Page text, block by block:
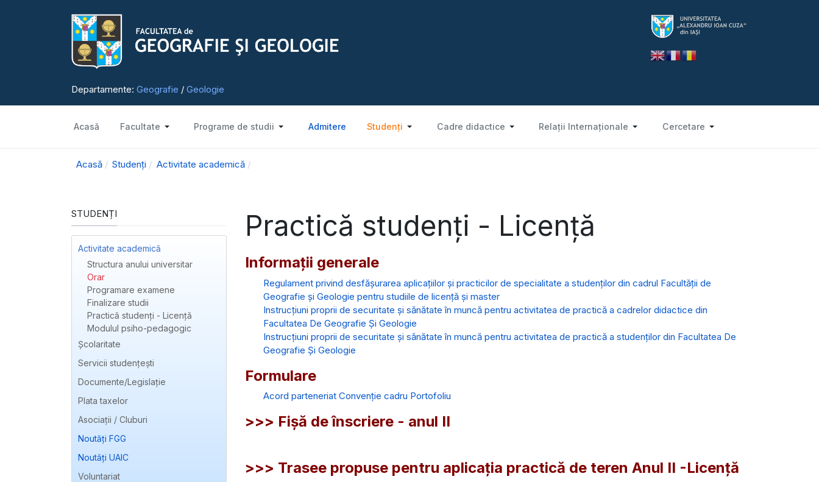
Departamente: Geografie / Geologie
Acasă Facultate Programe de studii Admitere Studenți Cadre didactice Relații Internaționale Cercetare
Acasă Studenți Activitate academică
Practică studenți - Licență
Informaţii generale
Regulament privind desfășurarea aplicațiilor și practicilor de specialitate a studenților din cadrul Facultății de
Geografie și Geologie pentru studiile de licență și master
Instrucţiuni proprii de securitate şi sănătate în muncă pentru activitatea de practică a cadrelor didactice din
Facultatea De Geografie Şi Geologie
Instrucţiuni proprii de securitate şi sănătate în muncă pentru activitatea de practică a studenților din Facultatea De
Geografie Şi Geologie
Formulare
Acord parteneriat Convenție cadru Portofoliu
>>> Fișă de înscriere - anul II
>>> Trasee propuse pentru aplicația practică de teren Anul II -Licență
STUDENȚI
Activitate academică
Structura anului universitar
Orar
Programare examene
Finalizare studii
Practică studenți - Licență
Modulul psiho-pedagogic
Școlaritate
Servicii studențești
Documente/Legislație
Plata taxelor
Asociații / Cluburi
Noutăți FGG
Noutăți UAIC
Voluntariat